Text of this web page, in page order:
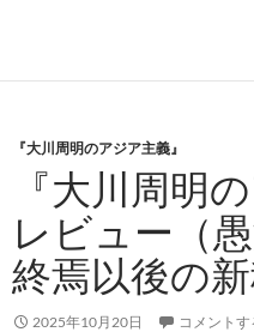
『大川周明のアジア主義』
『大川周明
レビュー（
終焉以後の新
2025年10月20日 コメントす